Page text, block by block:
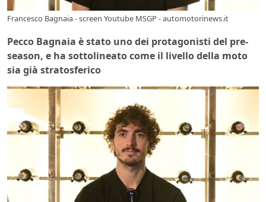
Francesco Bagnaia - screen Youtube MSGP - automotorinews.it
Pecco Bagnaia è stato uno dei protagonisti del pre-
season, e ha sottolineato come il livello della moto
sia già stratosferico